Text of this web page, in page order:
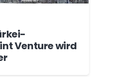
Venture wird